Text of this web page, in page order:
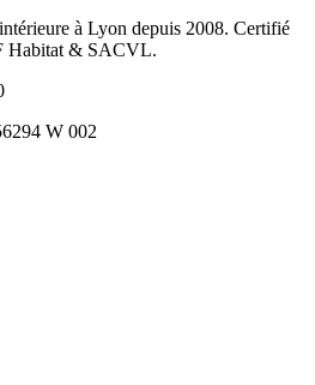
à Lyon depuis 2008. Certifié
Habitat & SACVL.
W 002